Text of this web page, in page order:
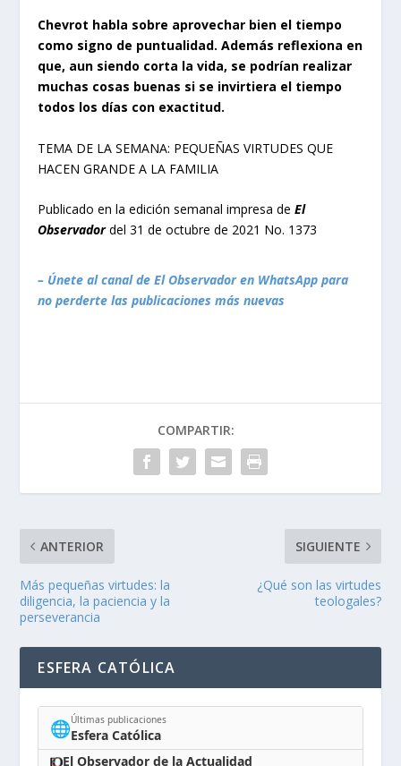
Chevrot habla sobre aprovechar bien el tiempo
como signo de puntualidad. Además reflexiona en
que, aun siendo corta la vida, se podrían realizar
muchas cosas buenas si se invirtiera el tiempo
todos los días con exactitud.
TEMA DE LA SEMANA: PEQUEÑAS VIRTUDES QUE
HACEN GRANDE A LA FAMILIA
Publicado en la edición semanal impresa deEl
Observadordel 31 de octubre de 2021 No. 1373
– Únete al canal de El Observador en WhatsApp para
no perderte las publicaciones más nuevas
COMPARTIR:
ANTERIOR
Más pequeñas virtudes: la
diligencia, la paciencia y la
perseverancia
SIGUIENTE
¿Qué son las virtudes
teologales?
ESFERA CATÓLICA
🌐Últimas publicaciones
Esfera Católica
El Observador de la Actualidad